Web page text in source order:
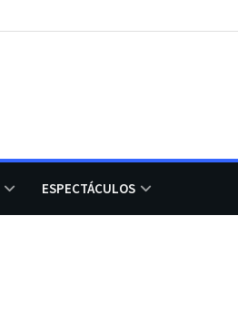
ESPECTÁCULOS